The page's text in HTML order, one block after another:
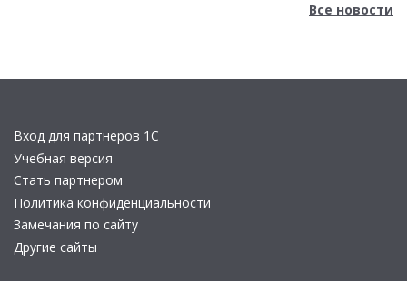
Все новости
Вход для партнеров 1С
Учебная версия
Стать партнером
Политика конфиденциальности
Замечания по сайту
Другие сайты